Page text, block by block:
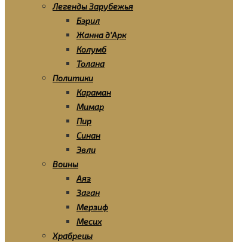
Легенды Зарубежья
Бэрил
Жанна д’Арк
Колумб
Толана
Политики
Караман
Мимар
Пир
Синан
Эвли
Воины
Аяз
Заган
Мерзиф
Месих
Храбрецы